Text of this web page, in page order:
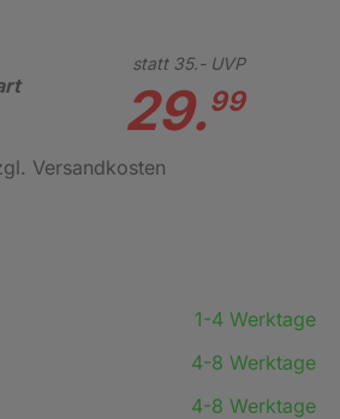
statt 35.-UVP
29.99
Versandkosten
1-4 Werktage
4-8 Werktage
4-8 Werktage